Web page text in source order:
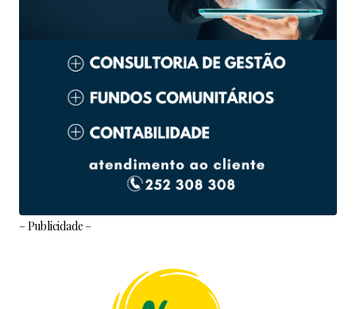
– Publicidade –